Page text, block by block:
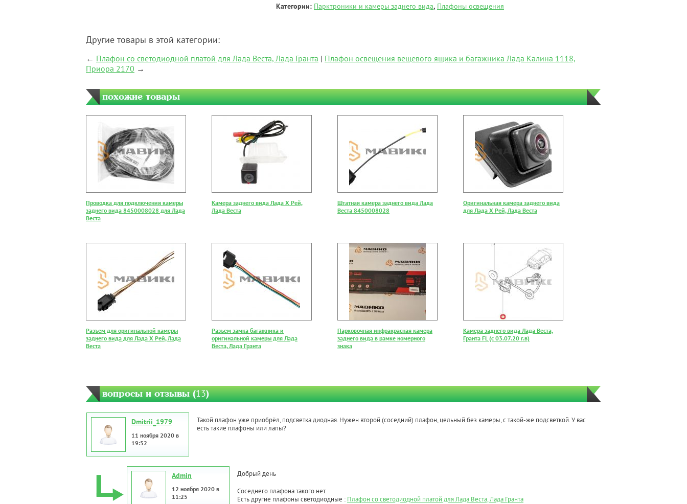
Категории: Парктроники и камеры заднего вида, Плафоны освещения
Другие товары в этой категории:
← Плафон со светодиодной платой для Лада Веста, Лада Гранта | Плафон освещения вещевого ящика и багажника Лада Калина 1118,
Приора 2170 →
похожие товары
Проводка для подключения камеры
заднего вида 8450008028 для Лада
Веста
Камера заднего вида Лада Х Рей,
Лада Веста
Штатная камера заднего вида Лада
Веста 8450008028
Оригинальная камера заднего вида
для Лада Х Рей, Лада Веста
Разъем для оригинальной камеры
заднего вида для Лада Х Рей, Лада
Веста
Разъем замка багажника и
оригинальной камеры для Лада
Веста, Лада Гранта
Парковочная инфракрасная камера
заднего вида в рамке номерного
знака
Камера заднего вида Лада Веста,
Гранта FL (с 03.07.20 г.в)
вопросы и отзывы (13)
Dmitrii_1979
11 ноября 2020 в
19:52
Такой плафон уже приобрёл, подсветка диодная. Нужен второй (соседний) плафон, цельный без камеры, с такой-же подсветкой. У вас
есть такие плафоны или лапы?
Admin
12 ноября 2020 в
11:25
Добрый день
Соседнего плафона такого нет.
Есть другие плафоны светодиодные : Плафон со светодиодной платой для Лада Веста, Лада Гранта